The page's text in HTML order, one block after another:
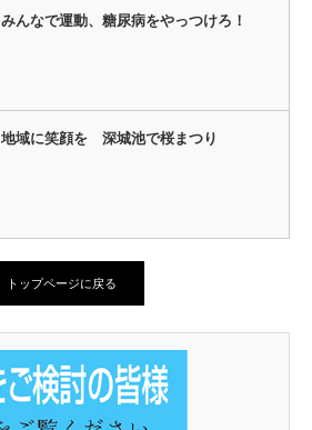
みんなで運動、糖尿病をやっつけろ！
地域に笑顔を 深城池で桜まつり
トップページに戻る